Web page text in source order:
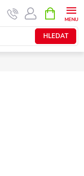
HLEDAT
NÁKUPNÍ
KOŠÍK